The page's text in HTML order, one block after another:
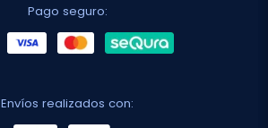
Pago seguro:
Envíos realizados con: